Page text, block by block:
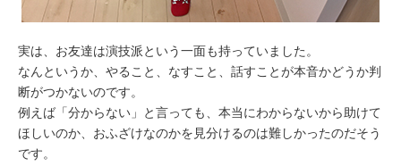
実は、お友達は演技派という一面も持っていました。
なんというか、やること、なすこと、話すことが本音かどうか判
断がつかないのです。
例えば「分からない」と言っても、本当にわからないから助けて
ほしいのか、おふざけなのかを見分けるのは難しかったのだそう
です。